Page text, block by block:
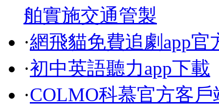
舶實施交通管製
·網飛貓免費追劇app官
·初中英語聽力app下載
·COLMO科慕官方客戶